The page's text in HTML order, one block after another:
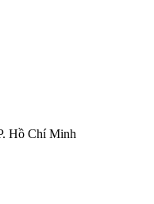
Hồ Chí Minh